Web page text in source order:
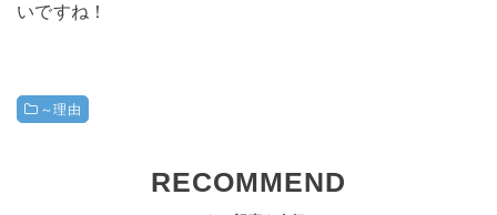
いですね！
～理由
RECOMMEND